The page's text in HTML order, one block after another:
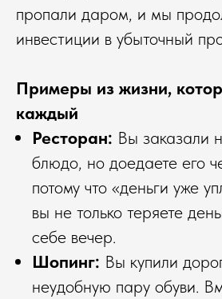
пропали даром, и мы
инвестиции в убыточный
Примеры из жизни,
каждый
Ресторан: Вы заказали
блюдо, но доедаете его
потому что «деньги уже
вы не только теряете
себе вечер.
Шопинг: Вы купили
неудобную пару обуви.